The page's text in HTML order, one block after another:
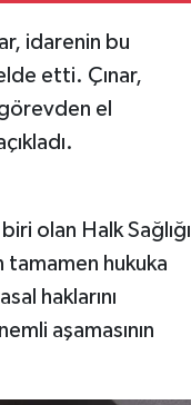
idarenin bu
etti. Çınar,
el
olan Halk Sağlığı
tamamen hukuka
haklarını
aşamasının